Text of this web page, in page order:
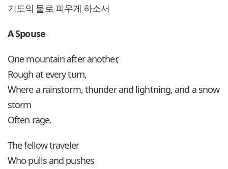
기도의 물로 피우게 하소서
A Spouse
One mountain after another,
Rough at every turn,
Where a rainstorm, thunder and lightning, and a snow
storm
Often rage.
The fellow traveler
Who pulls and pushes